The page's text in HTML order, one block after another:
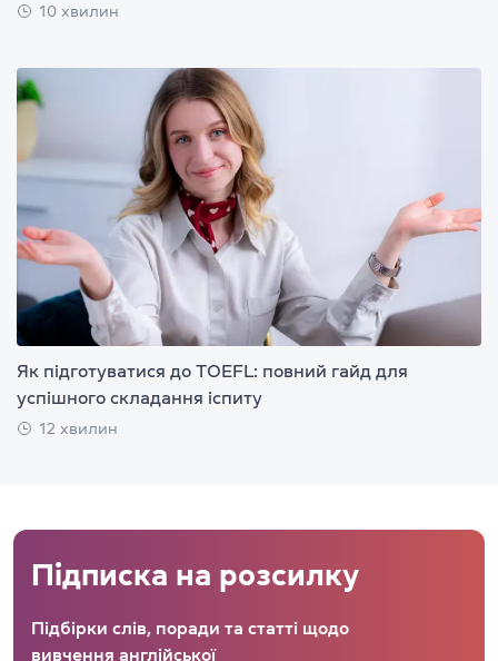
10 хвилин
Як підготуватися до TOEFL: повний гайд для
успішного складання іспиту
12 хвилин
Підписка на розсилку
Підбірки слів, поради та статті щодо
вивчення англійської